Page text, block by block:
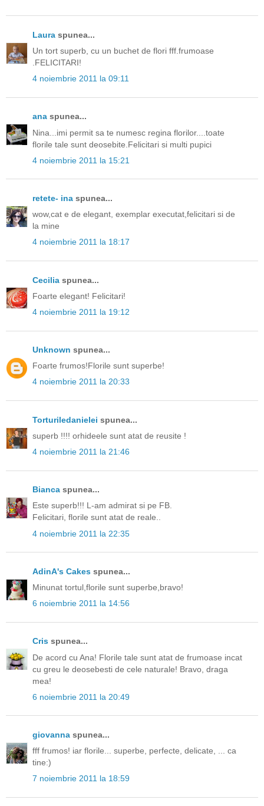
Laura spunea...
Un tort superb, cu un buchet de flori fff.frumoase
.FELICITARI!
4 noiembrie 2011 la 09:11
ana spunea...
Nina...imi permit sa te numesc regina florilor....toate
florile tale sunt deosebite.Felicitari si multi pupici
4 noiembrie 2011 la 15:21
retete- ina spunea...
wow,cat e de elegant, exemplar executat,felicitari si de
la mine
4 noiembrie 2011 la 18:17
Cecilia spunea...
Foarte elegant! Felicitari!
4 noiembrie 2011 la 19:12
Unknown spunea...
Foarte frumos!Florile sunt superbe!
4 noiembrie 2011 la 20:33
Torturiledanielei spunea...
superb !!!! orhideele sunt atat de reusite !
4 noiembrie 2011 la 21:46
Bianca spunea...
Este superb!!! L-am admirat si pe FB.
Felicitari, florile sunt atat de reale..
4 noiembrie 2011 la 22:35
AdinA's Cakes spunea...
Minunat tortul,florile sunt superbe,bravo!
6 noiembrie 2011 la 14:56
Cris spunea...
De acord cu Ana! Florile tale sunt atat de frumoase incat
cu greu le deosebesti de cele naturale! Bravo, draga
mea!
6 noiembrie 2011 la 20:49
giovanna spunea...
fff frumos! iar florile... superbe, perfecte, delicate, ... ca
tine:)
7 noiembrie 2011 la 18:59